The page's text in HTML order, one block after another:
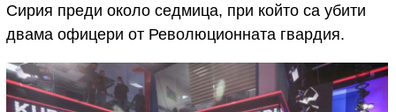
Сирия преди около седмица, при който са убити
двама офицери от Революционната гвардия.